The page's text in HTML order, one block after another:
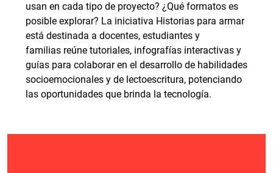
usan en cada tipo de proyecto? ¿Qué formatos es
posible explorar? La iniciativa Historias para armar
está destinada a docentes, estudiantes y
familias reúne tutoriales, infografías interactivas y
guías para colaborar en el desarrollo de habilidades
socioemocionales y de lectoescritura, potenciando
las oportunidades que brinda la tecnología.